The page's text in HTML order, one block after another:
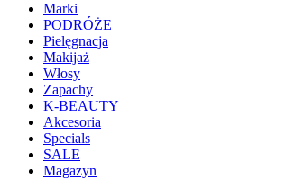
Marki
PODRÓŻE
Pielęgnacja
Makijaż
Włosy
Zapachy
K-BEAUTY
Akcesoria
Specials
SALE
Magazyn